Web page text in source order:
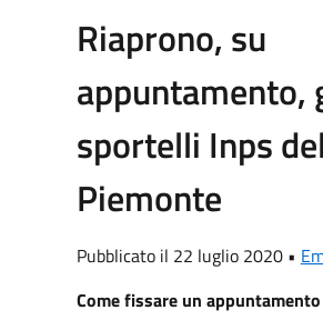
Riaprono, su
appuntamento,
sportelli Inps del
Piemonte
Pubblicato il 22 luglio 2020 •
Come fissare un appuntamento